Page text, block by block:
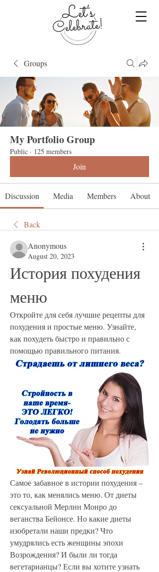
Groups
My Portfolio Group
Public · 125 members
Join
Discussion Media Members About
Back
Anonymous
August 20, 2023
История похудения
меню
Откройте для себя лучшие рецепты для
похудения и простые меню. Узнайте,
как похудеть быстро и правильно с
помощью правильного питания.
Самое забавное в истории похудения –
это то, как менялись меню. От диеты
сексуальной Мерлин Монро до
веганства Бейонсе. Но какие диеты
изобретали наши предки? Что
умудрялись есть женщины эпохи
Возрождения? И были ли тогда
вегетарианцы? Если вы хотите узнать